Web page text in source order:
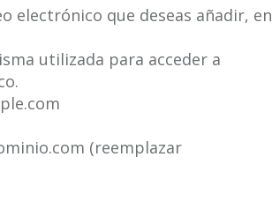
electrónico que deseas añadir, en
utilizada para acceder a
(reemplazar